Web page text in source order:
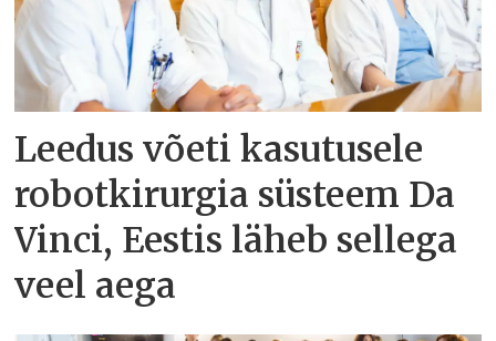
Leedus võeti kasutusele
robotkirurgia süsteem Da
Vinci, Eestis läheb sellega
veel aega